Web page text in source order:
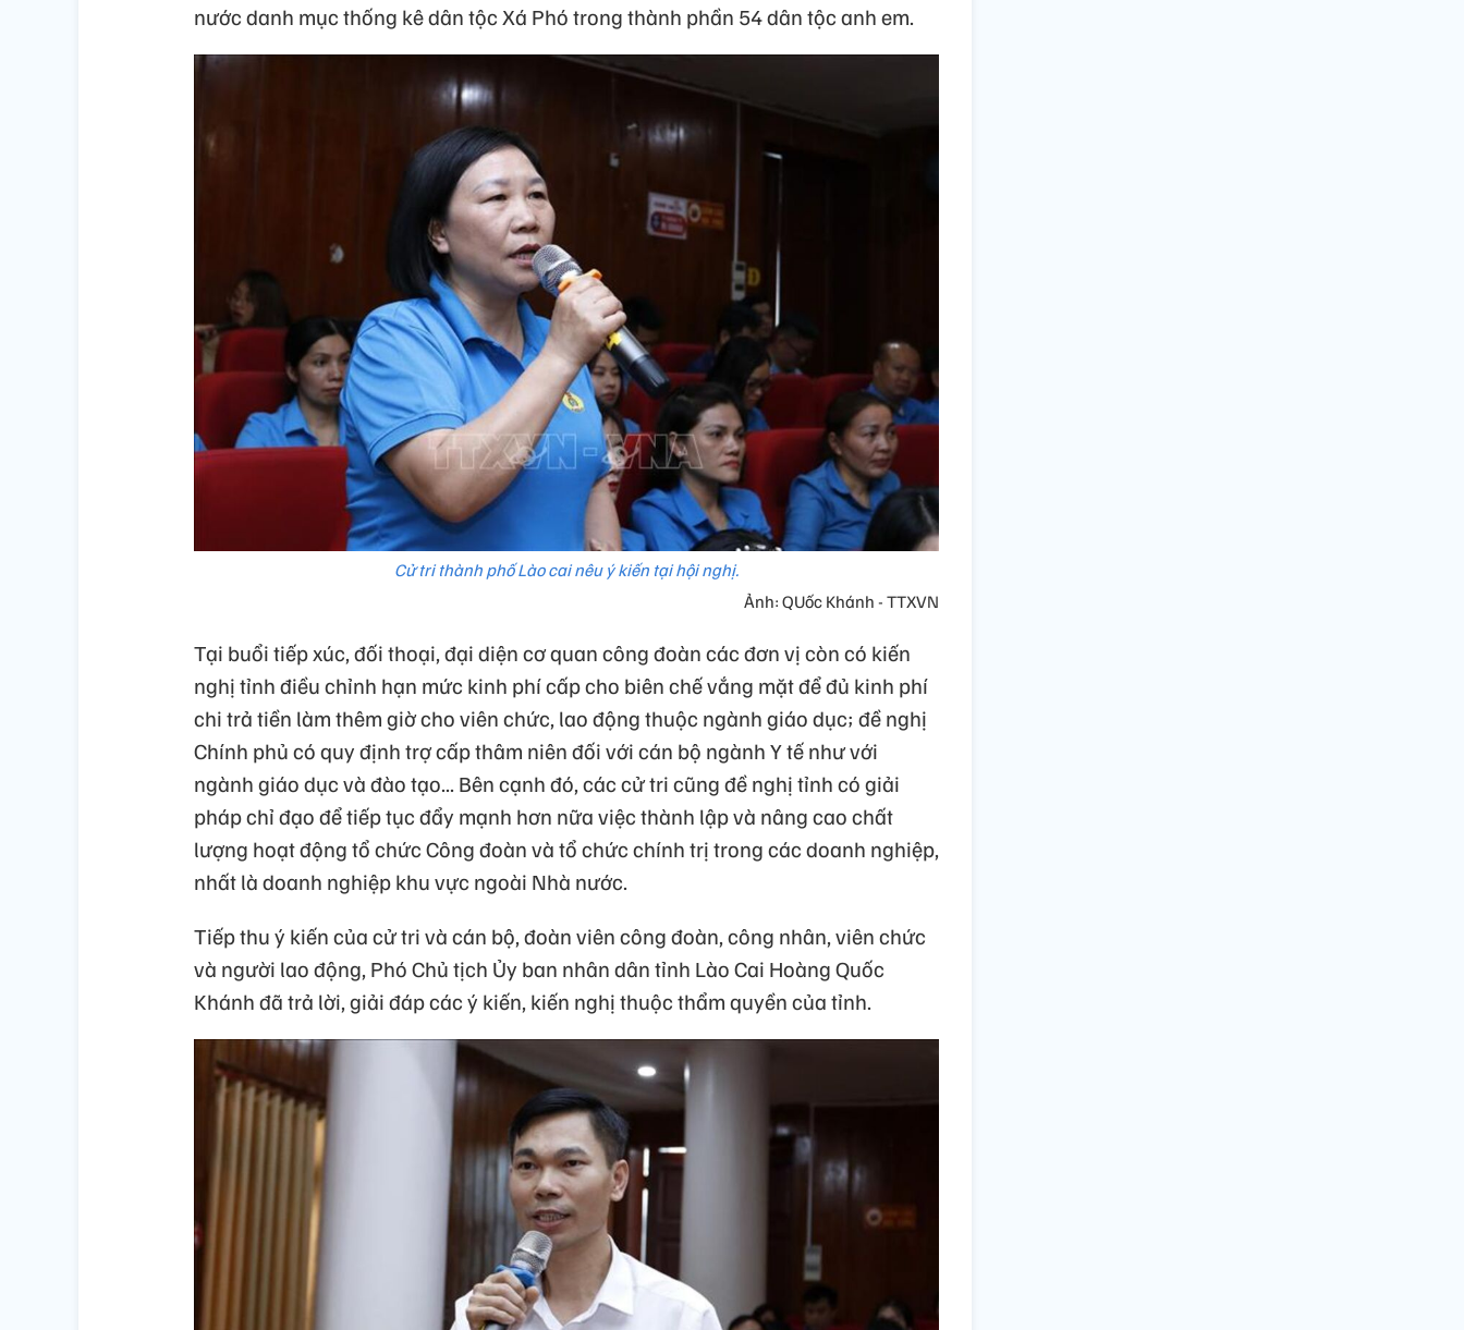
nước danh mục thống kê dân tộc Xá Phó trong thành phần 54 dân tộc anh em.
Cử tri thành phố Lào cai nêu ý kiến tại hội nghị.
Ảnh: QUốc Khánh - TTXVN
Tại buổi tiếp xúc, đối thoại, đại diện cơ quan công đoàn các đơn vị còn có kiến
nghị tỉnh điều chỉnh hạn mức kinh phí cấp cho biên chế vắng mặt để đủ kinh phí
chi trả tiền làm thêm giờ cho viên chức, lao động thuộc ngành giáo dục; đề nghị
Chính phủ có quy định trợ cấp thâm niên đối với cán bộ ngành Y tế như với
ngành giáo dục và đào tạo... Bên cạnh đó, các cử tri cũng đề nghị tỉnh có giải
pháp chỉ đạo để tiếp tục đẩy mạnh hơn nữa việc thành lập và nâng cao chất
lượng hoạt động tổ chức Công đoàn và tổ chức chính trị trong các doanh nghiệp,
nhất là doanh nghiệp khu vực ngoài Nhà nước.
Tiếp thu ý kiến của cử tri và cán bộ, đoàn viên công đoàn, công nhân, viên chức
và người lao động, Phó Chủ tịch Ủy ban nhân dân tỉnh Lào Cai Hoàng Quốc
Khánh đã trả lời, giải đáp các ý kiến, kiến nghị thuộc thẩm quyền của tỉnh.